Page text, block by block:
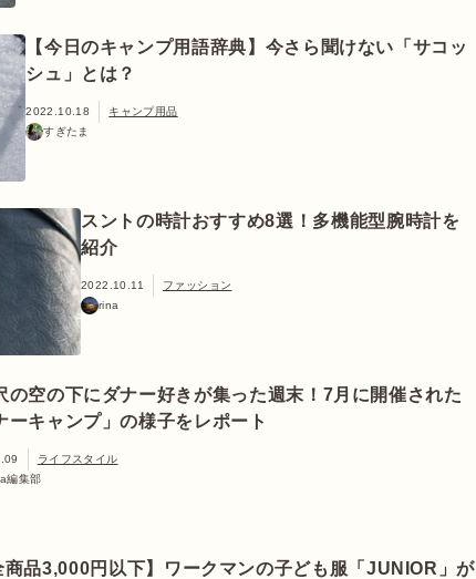
【今日のキャンプ用語辞典】今さら聞けない「サコッ
シュ」とは？
2022.10.18
キャンプ用品
すぎたま
スントの時計おすすめ8選！多機能型腕時計を
紹介
2022.10.11
ファッション
rina
の空の下にダナー好きが集った週末！7月に開催された
ーキャンプ」の様子をレポート
ライフスタイル
編集部
商品3,000円以下】ワークマンの子ども服「JUNIOR」が